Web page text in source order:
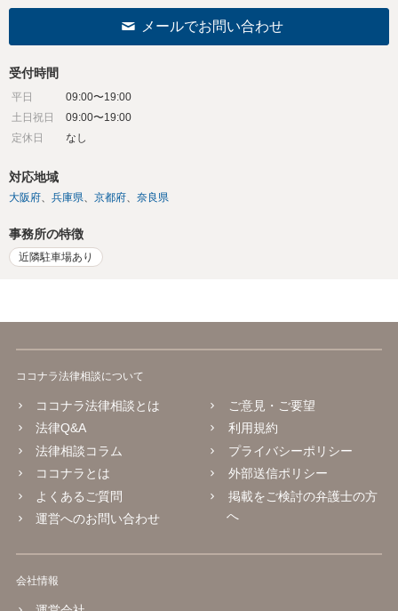
メールでお問い合わせ
受付時間
平日
09:00〜19:00
土日祝日
09:00〜19:00
定休日
なし
対応地域
大阪府 兵庫県 京都府 奈良県
事務所の特徴
近隣駐車場あり
ココナラ法律相談について
ココナラ法律相談とは
法律Q&A
法律相談コラム
ココナラとは
よくあるご質問
運営へのお問い合わせ
ご意見・ご要望
利用規約
プライバシーポリシー
外部送信ポリシー
掲載をご検討の弁護士の方
へ
会社情報